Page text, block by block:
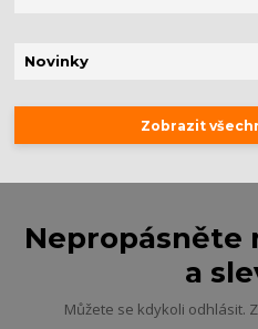
Novinky
Zobrazit
Nepropásněte
a
Můžete se kdykoli odhlásit.